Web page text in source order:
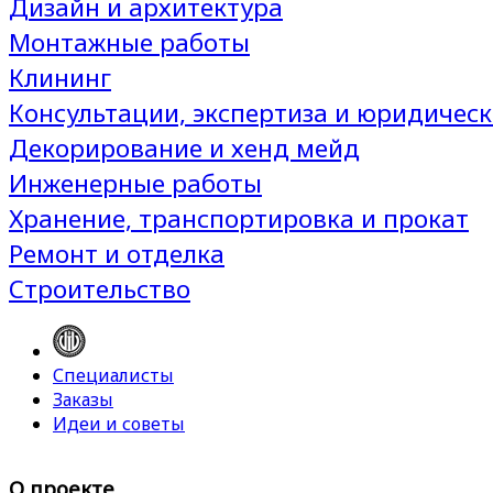
Дизайн и архитектура
Монтажные работы
Клининг
Консультации, экспертиза и
Декорирование и хенд мейд
Инженерные работы
Хранение, транспортировка и прокат
Ремонт и отделка
Строительство
Специалисты
Заказы
Идеи и советы